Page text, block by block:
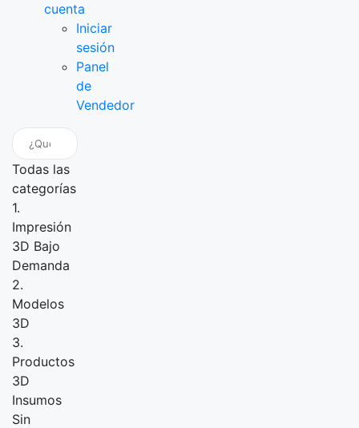
cuenta
Iniciar
sesión
Panel
de
Vendedor
Todas las
categorías
1.
Impresión
3D Bajo
Demanda
2.
Modelos
3D
3.
Productos
3D
Insumos
Sin